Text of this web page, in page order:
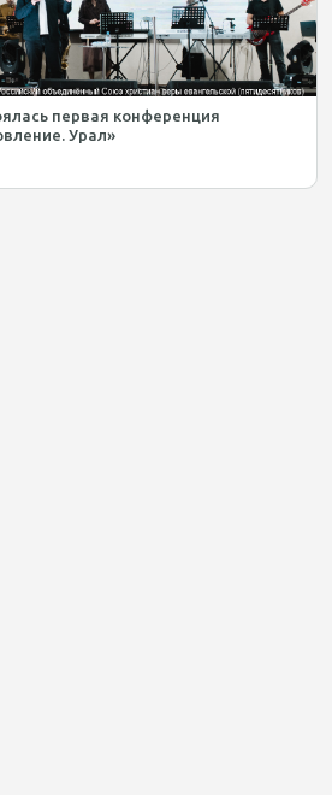
первая конференция
Урал»